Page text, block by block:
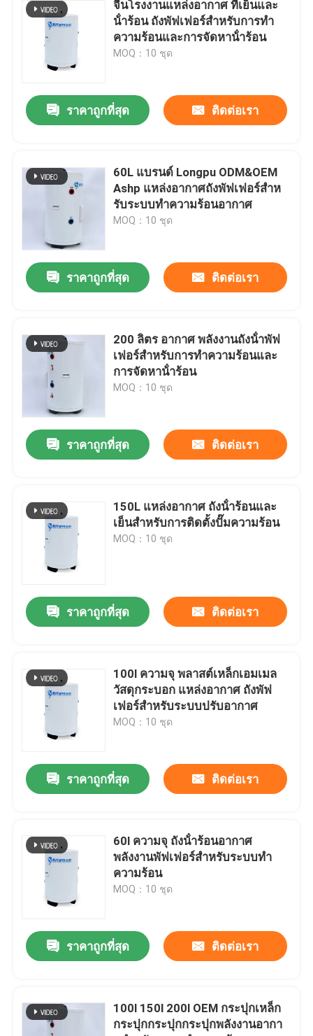
สินค้า
วิดีโอ
เกี่ยวกับเรา
การควบคุมคุณภาพ
ข่าว
กรณี
เครื่องปรุงอาหารด้วยพลังแสงอาทิตย์
เครื่องทําน้ําร้อนแสงอาทิตย์
เครื่องทำน้ำอุ่นพลังงานแสงอาทิตย์ขนาดกะทัดรัด
ระเบียงเครื่องทําน้ําร้อนแสงอาทิตย์
ตัวเก็บพลังงานแสงอาทิตย์แบบแผ่นเรียบ
จีนโรงงานแหล่งอากาศ ที่เย็นและ
น้ําร้อน ถังพัฟเฟอร์สําหรับการทํา
ความร้อนและการจัดหาน้ําร้อน
MOQ：10 ชุด
ราคาถูกที่สุด ติดต่อเรา
60L แบรนด์ Longpu ODM&OEM
Ashp แหล่งอากาศถังพัฟเฟอร์สําห
รับระบบทําความร้อนอากาศ
MOQ：10 ชุด
ราคาถูกที่สุด ติดต่อเรา
200 ลิตร อากาศ พลังงานถังน้ําพัฟ
เฟอร์สําหรับการทําความร้อนและ
การจัดหาน้ําร้อน
MOQ：10 ชุด
ราคาถูกที่สุด ติดต่อเรา
150L แหล่งอากาศ ถังน้ําร้อนและ
เย็นสําหรับการติดตั้งปั๊มความร้อน
MOQ：10 ชุด
ราคาถูกที่สุด ติดต่อเรา
100l ความจุ พลาสต์เหล็กเอมเมล
วัสดุกระบอก แหล่งอากาศ ถังพัฟ
เฟอร์สําหรับระบบปรับอากาศ
MOQ：10 ชุด
ราคาถูกที่สุด ติดต่อเรา
60l ความจุ ถังน้ําร้อนอากาศ
พลังงานพัฟเฟอร์สําหรับระบบทํา
ความร้อน
MOQ：10 ชุด
ราคาถูกที่สุด ติดต่อเรา
100l 150l 200l OEM กระปุกเหล็ก
กระปุกกระปุกกระปุกพลังงานอากา